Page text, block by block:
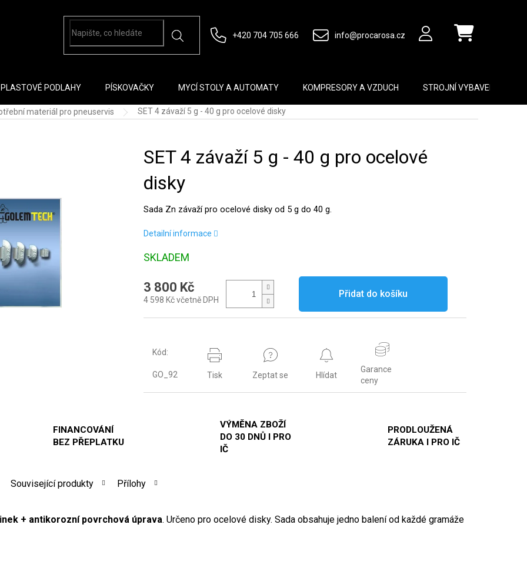
+420 704 705 666 info@procarosa.cz Nákupní košík
PLASTOVÉ PODLAHY PÍSKOVAČKY MYCÍ STOLY A AUTOMATY KOMPRESORY A VZDUCH STROJNÍ VYBAVENÍ
materiál pro pneuservis SET 4 závaží 5 g - 40 g pro ocelové disky
SET 4 závaží 5 g - 40 g pro ocelové
disky
Sada Zn závaží pro ocelové disky od 5 g do 40 g.
Detailní informace
SKLADEM
3 800 Kč
4 598 Kč včetně DPH
Přidat do košíku
Kód:
GO_92 Tisk Zeptat se Hlídat
Garance
ceny
FINANCOVÁNÍ
BEZ PŘEPLATKU
VÝMĚNA ZBOŽÍ
DO 30 DNŮ I PRO
IČ
PRODLOUŽENÁ
ZÁRUKA I PRO IČ
Související produkty Přílohy
+ antikorozní povrchová úprava. Určeno pro ocelové disky. Sada obsahuje jedno balení od každé gramáže